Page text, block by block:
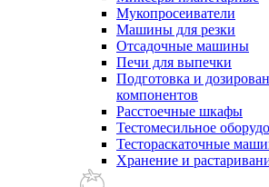
Мукопросеиватели
Машины для резки
Отсадочные машины
Печи для выпечки
Подготовка и
компонентов
Расстоечные шкафы
Тестомесильное
Тестораскаточные
Хранение и